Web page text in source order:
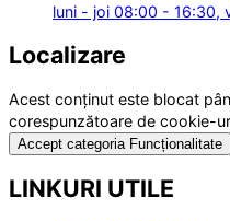
luni - joi 08:00 - 16:30,
Localizare
Acest conținut este blocat
corespunzătoare de cookie-
Accept categoria Funcționalitate
LINKURI UTILE